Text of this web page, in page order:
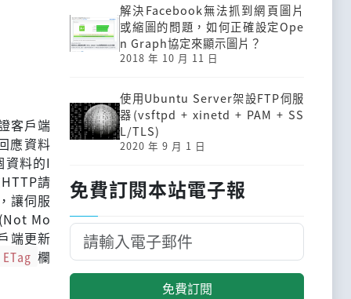
客戶端
應資料
資料的I
請
讓伺服
(Not Mo
端更新
ETag 欄
解決Facebook無法抓到網頁圖片
或縮圖的問題，如何正確設定Ope
n Graph協定來顯示圖片？
2018 年 10 月 11 日
使用Ubuntu Server架設FTP伺服
器(vsftpd + xinetd + PAM + SS
L/TLS)
2020 年 9 月 1 日
免費訂閱本站電子報
免費訂閱